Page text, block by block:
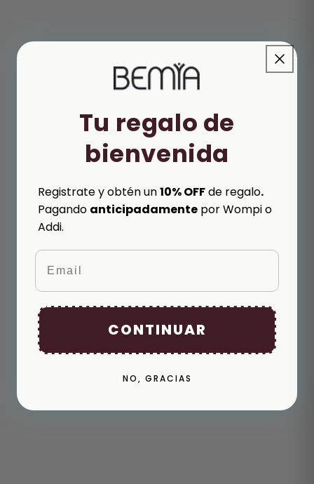
Tu regalo de
bienvenida
Registrate y obtén un10% OFFde regalo.
Pagando anticipadamente por Wompi o
Addi.
Email
CONTINUAR
NO, GRACIAS